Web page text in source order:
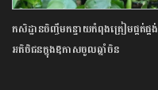
កសិដ្ឋានចិញ្ចឹមកន្ធាយកំពុងត្រៀមផ្គត់ផ្គង់
អតិថិជនក្នុងឱកាសចូលឆ្នាំចិន